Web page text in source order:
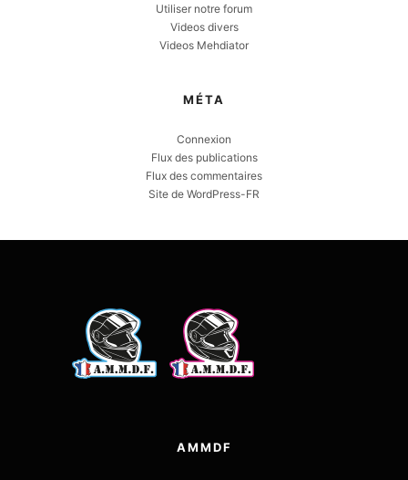
Utiliser notre forum
Videos divers
Videos Mehdiator
MÉTA
Connexion
Flux des publications
Flux des commentaires
Site de WordPress-FR
AMMDF